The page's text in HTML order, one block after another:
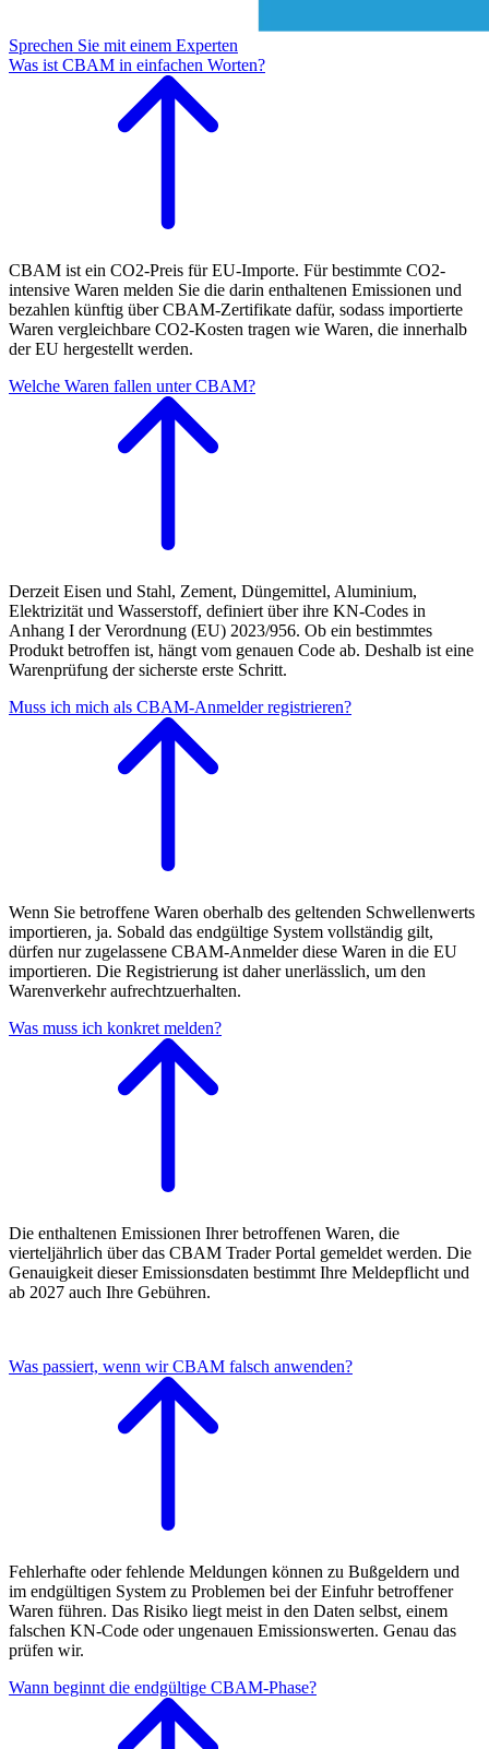
Sprechen Sie mit einem Experten
Was ist CBAM in einfachen Worten?
CBAM ist ein CO2-Preis für EU-Importe. Für bestimmte CO2-
intensive Waren melden Sie die darin enthaltenen Emissionen und
bezahlen künftig über CBAM-Zertifikate dafür, sodass importierte
Waren vergleichbare CO2-Kosten tragen wie Waren, die innerhalb
der EU hergestellt werden.
Welche Waren fallen unter CBAM?
Derzeit Eisen und Stahl, Zement, Düngemittel, Aluminium,
Elektrizität und Wasserstoff, definiert über ihre KN-Codes in
Anhang I der Verordnung (EU) 2023/956. Ob ein bestimmtes
Produkt betroffen ist, hängt vom genauen Code ab. Deshalb ist eine
Warenprüfung der sicherste erste Schritt.
Muss ich mich als CBAM-Anmelder registrieren?
Wenn Sie betroffene Waren oberhalb des geltenden Schwellenwerts
importieren, ja. Sobald das endgültige System vollständig gilt,
dürfen nur zugelassene CBAM-Anmelder diese Waren in die EU
importieren. Die Registrierung ist daher unerlässlich, um den
Warenverkehr aufrechtzuerhalten.
Was muss ich konkret melden?
Die enthaltenen Emissionen Ihrer betroffenen Waren, die
vierteljährlich über das CBAM Trader Portal gemeldet werden. Die
Genauigkeit dieser Emissionsdaten bestimmt Ihre Meldepflicht und
ab 2027 auch Ihre Gebühren.
Was passiert, wenn wir CBAM falsch anwenden?
Fehlerhafte oder fehlende Meldungen können zu Bußgeldern und
im endgültigen System zu Problemen bei der Einfuhr betroffener
Waren führen. Das Risiko liegt meist in den Daten selbst, einem
falschen KN-Code oder ungenauen Emissionswerten. Genau das
prüfen wir.
Wann beginnt die endgültige CBAM-Phase?